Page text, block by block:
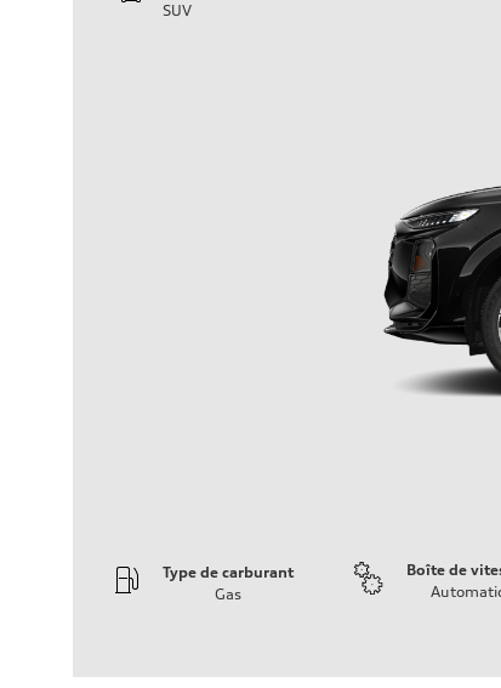
SUV
Type de carburant
Gas
Boîte de